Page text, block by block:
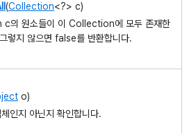
(Collection<?> c)
의 원소들이 이 Collection에 모두 존재한
렇지 않으면 false를 반환합니다.
o)
인지 아닌지 확인합니다.